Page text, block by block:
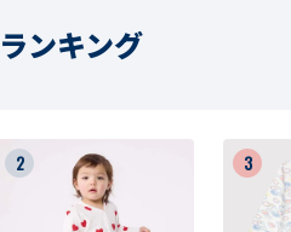
ンキング
2 3